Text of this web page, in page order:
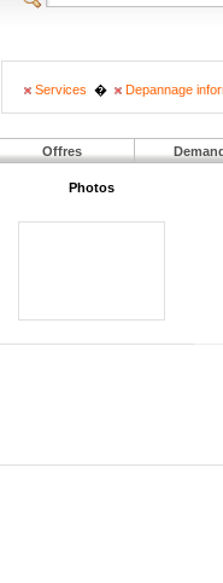
Services � Depannage
Offres
Photos